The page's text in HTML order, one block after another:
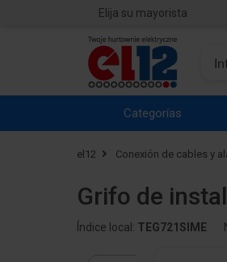
Elija su mayorista
Categorías
el12 Conexión de cables y
Grifo de
Índice local: TEG721SIME